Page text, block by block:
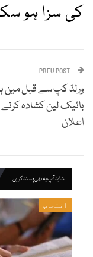
کی سزا ہو
ورلڈ کپ سے قبل مین
بائیک لین کشادہ کرنے
اعلان
شاید آپ یہ بھی پسند کریں
انتخاب